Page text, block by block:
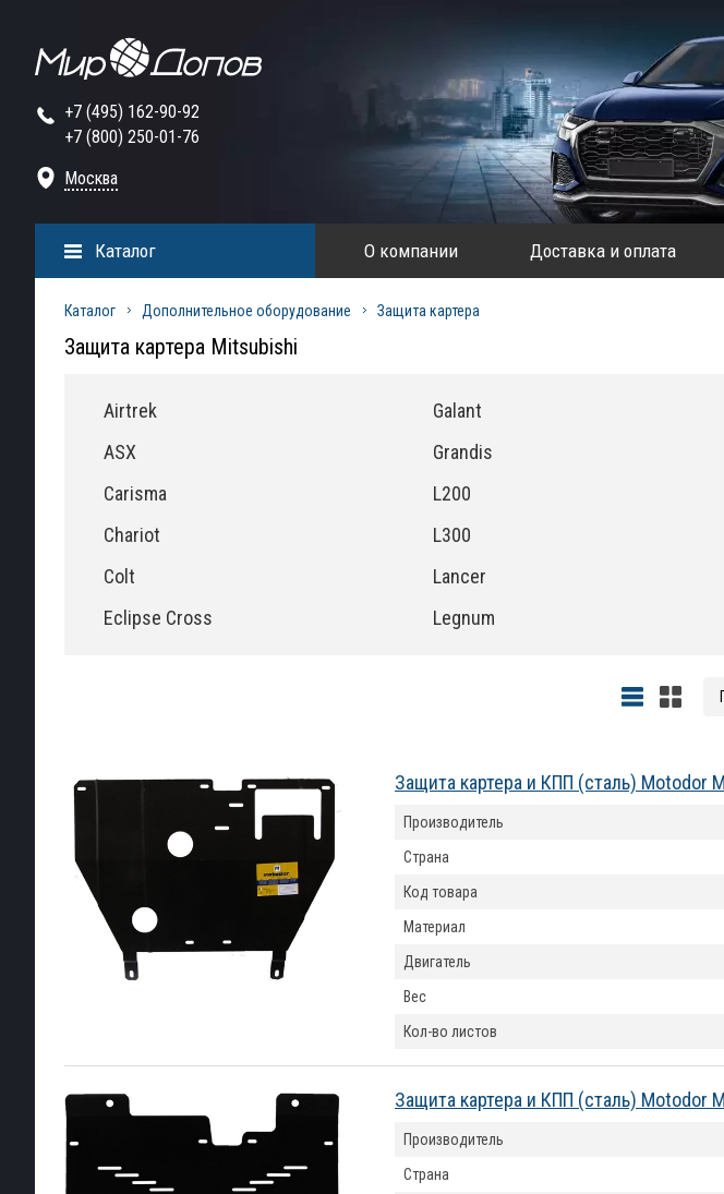
+7 (495) 162-90-92
+7 (800) 250-01-76
Москва
О компании Доставка и оплата
Каталог
Каталог Дополнительное оборудование Защита картера
Защита картера Mitsubishi
Airtrek
ASX
Carisma
Chariot
Colt
Eclipse Cross
Galant
Grandis
L200
L300
Lancer
Legnum
Защита картера и КПП (сталь)
Производитель
Страна
Код товара
Материал
Двигатель
Вес
Кол-во листов
Защита картера и КПП (сталь)
Производитель
Страна